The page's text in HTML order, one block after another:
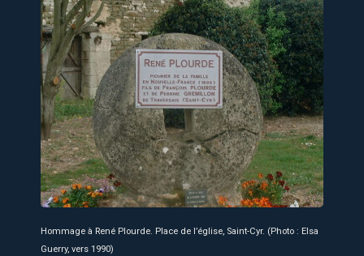
Hommage à René Plourde. Place de l’église, Saint-Cyr. (Photo : Elsa
Guerry, vers 1990)